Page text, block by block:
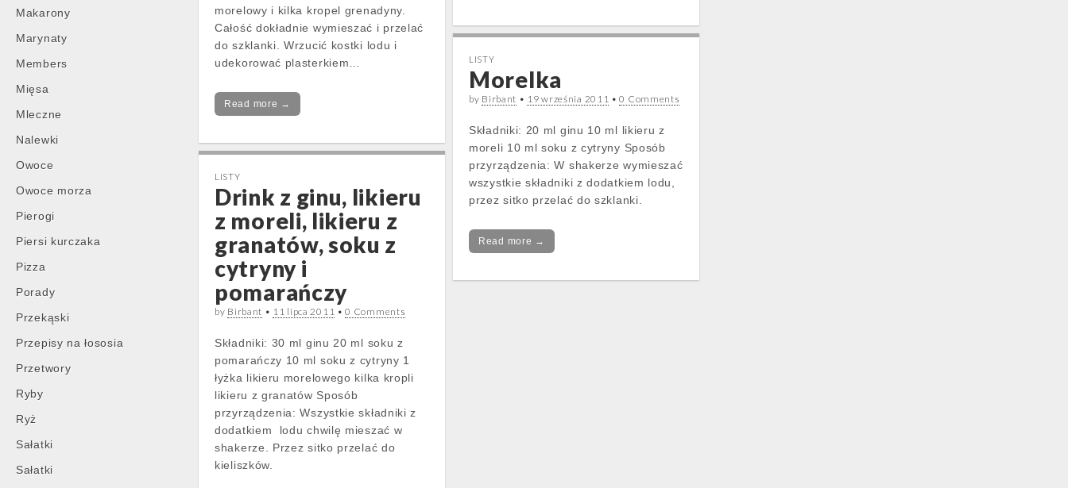
Makarony
Marynaty
Members
Mięsa
Mleczne
Nalewki
Owoce
Owoce morza
Pierogi
Piersi kurczaka
Pizza
Porady
Przekąski
Przepisy na łososia
Przetwory
Ryby
Ryż
Sałatki
Sałatki
morelowy i kilka kropel grenadyny.
Całość dokładnie wymieszać i przelać
do szklanki. Wrzucić kostki lodu i
udekorować plasterkiem…
Read more →
LISTY
Morelka
by Birbant • 19 września 2011 •0 Comments
Składniki: 20 ml ginu 10 ml likieru z
moreli 10 ml soku z cytryny Sposób
przyrządzenia: W shakerze wymieszać
wszystkie składniki z dodatkiem lodu,
przez sitko przelać do szklanki.
Read more →
LISTY
Drink z ginu, likieru
z moreli, likieru z
granatów, soku z
cytryny i
pomarańczy
by Birbant • 11 lipca 2011 •0 Comments
Składniki: 30 ml ginu 20 ml soku z
pomarańczy 10 ml soku z cytryny 1
łyżka likieru morelowego kilka kropli
likieru z granatów Sposób
przyrządzenia: Wszystkie składniki z
dodatkiem lodu chwilę mieszać w
shakerze. Przez sitko przelać do
kieliszków.